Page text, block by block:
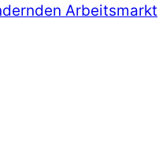
Arbeitsmarkt